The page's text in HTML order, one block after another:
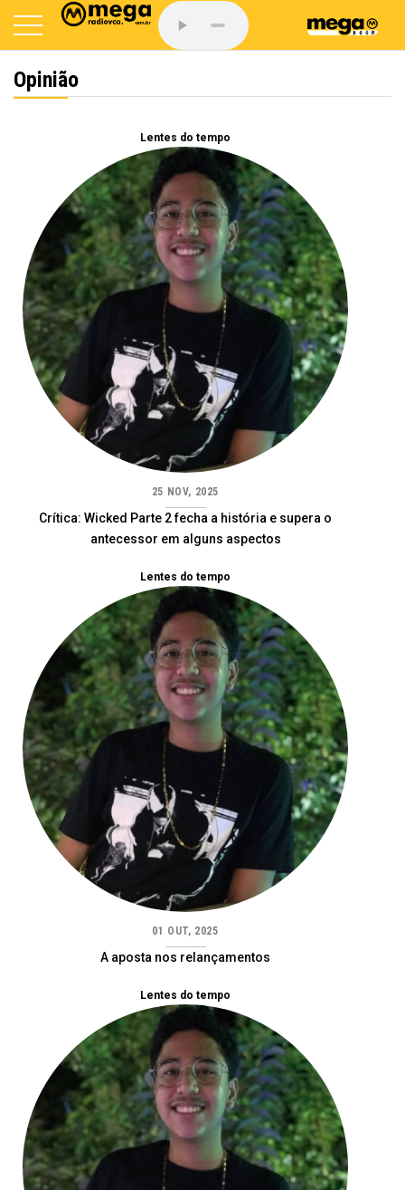
Opinião
Lentes do tempo
25 NOV, 2025
Crítica: Wicked Parte 2 fecha a história e supera o
antecessor em alguns aspectos
Lentes do tempo
01 OUT, 2025
A aposta nos relançamentos
Lentes do tempo